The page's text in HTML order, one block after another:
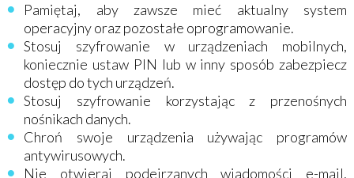
Pamiętaj, aby zawsze mieć aktualny system
operacyjny oraz pozostałe oprogramowanie.
Stosuj szyfrowanie w urządzeniach mobilnych,
koniecznie ustaw PIN lub w inny sposób zabezpiecz
dostęp do tych urządzeń.
Stosuj szyfrowanie korzystając z przenośnych
nośnikach danych.
Chroń swoje urządzenia używając programów
antywirusowych.
Nie otwieraj podejrzanych wiadomości e-mail,